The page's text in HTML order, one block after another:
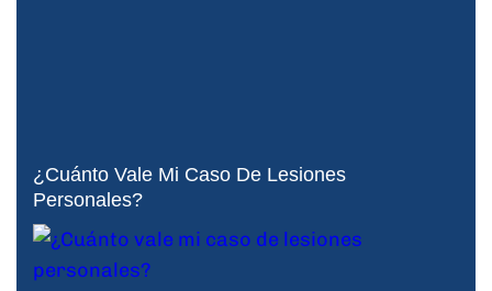
¿Cuánto Vale Mi Caso De Lesiones
Personales?